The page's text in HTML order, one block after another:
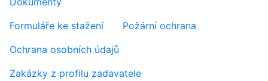
Formuláře ke stažení
Požární ochrana
Ochrana osobních údajů
Zakázky z profilu zadavatele